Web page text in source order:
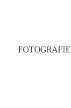
FOTOGRAFIE